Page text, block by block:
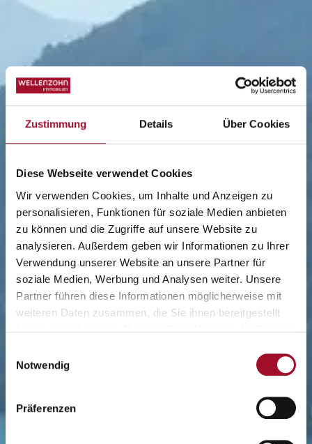
Zustimmung Details Über Cookies
Diese Webseite verwendet Cookies
Wir verwenden Cookies, um Inhalte und Anzeigen zu
personalisieren, Funktionen für soziale Medien anbieten
zu können und die Zugriffe auf unsere Website zu
analysieren. Außerdem geben wir Informationen zu Ihrer
Verwendung unserer Website an unsere Partner für
soziale Medien, Werbung und Analysen weiter. Unsere
Partner führen diese Informationen möglicherweise mit
weiteren Daten zusammen, die Sie ihnen bereitgestellt
Notwendig
Präferenzen